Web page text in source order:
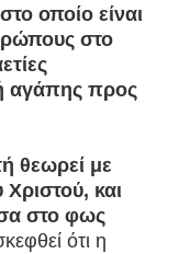
οποίο είναι
στο
αγάπης προς
θεωρεί με
και
στο φως
ότι η